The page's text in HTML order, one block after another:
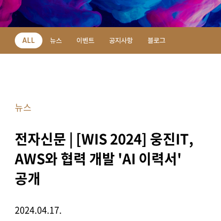
ALL 뉴스 이벤트 공지사항 블로그
뉴스
전자신문 | [WIS 2024] 웅진IT,
AWS와 협력 개발 'AI 이력서'
공개
2024.04.17.